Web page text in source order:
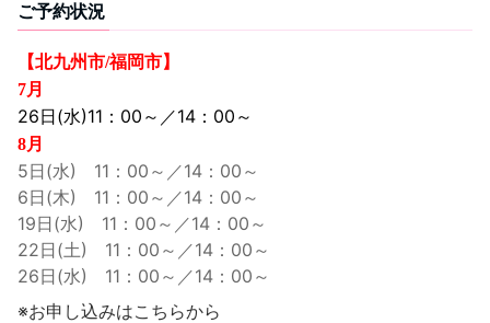
ご予約状況
【北九州市/福岡市】
7月
26日(水)11：00～／14：00～
8月
5日(水) 11：00～／14：00～
6日(木) 11：00～／14：00～
19日(水) 11：00～／14：00～
22日(土) 11：00～／14：00～
26日(水) 11：00～／14：00～
※お申し込みはこちらから